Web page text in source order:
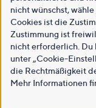
nicht wünschst,
Cookies ist die
Zustimmung ist
nicht erforderlich. Du
unter „Cookie-
die Rechtmäßigkeit
Mehr Informationen